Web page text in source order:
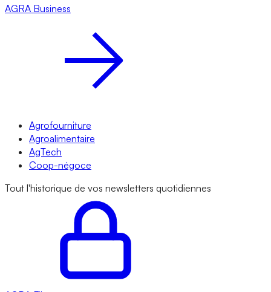
AGRA Business
Agrofourniture
Agroalimentaire
AgTech
Coop-négoce
Tout l'historique de vos newsletters quotidiennes